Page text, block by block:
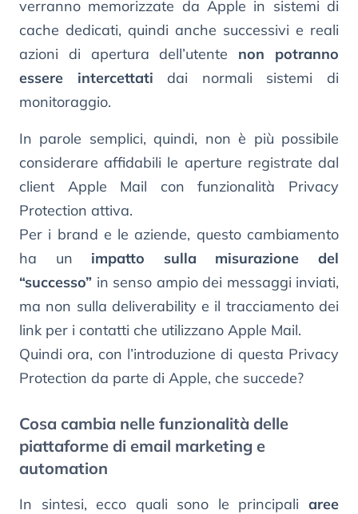
verranno memorizzate da Apple in sistemi di
cache dedicati, quindi anche successivi e reali
azioni di apertura dell’utente non potranno
essere intercettati dai normali sistemi di
monitoraggio.
In parole semplici, quindi, non è più possibile
considerare affidabili le aperture registrate dal
client Apple Mail con funzionalità Privacy
Protection attiva.
Per i brand e le aziende, questo cambiamento
ha un impatto sulla misurazione del
“successo” in senso ampio dei messaggi inviati,
ma non sulla deliverability e il tracciamento dei
link per i contatti che utilizzano Apple Mail.
Quindi ora, con l’introduzione di questa Privacy
Protection da parte di Apple, che succede?
Cosa cambia nelle funzionalità delle
piattaforme di email marketing e
automation
In sintesi, ecco quali sono le principali aree